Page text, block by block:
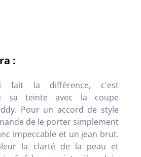
:
fait la différence, c'est
sa teinte avec la coupe
Pour un accord de style
de le porter simplement
impeccable et un jean brut.
la clarté de la peau et